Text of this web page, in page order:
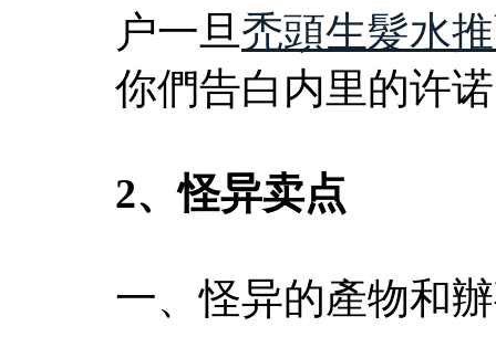
户一旦禿頭生髮水
你們告白内里的许
2、怪异卖点
一、怪异的產物和